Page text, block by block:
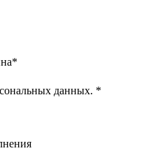
*
данных. *